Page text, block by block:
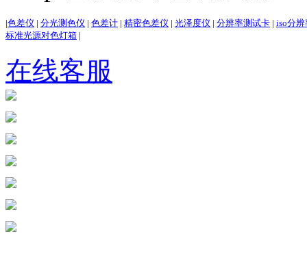
|色差仪 | 分光测色仪 | 色差计 | 精密色差仪 | 光泽度仪 | 分辨率测试卡 | iso分
标准光源对色灯箱 |
在线客服